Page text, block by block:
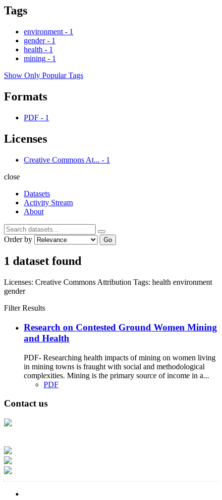
Tags
environment - 1
gender - 1
health - 1
mining - 1
Show Only Popular Tags
Formats
PDF - 1
Licenses
Creative Commons At... - 1
close
Datasets
Activity Stream
About
Order by Go
1 dataset found
Licenses: Creative Commons Attribution Tags: health environment
gender
Filter Results
Research on Contested Ground Women Mining
and Health
PDF- Researching health impacts of mining on women living
in mining towns is fraught with social and methodological
complexities. Mining is the primary source of income in a...
PDF
Contact us